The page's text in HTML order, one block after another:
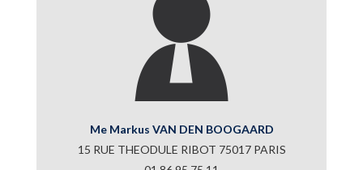
Me Markus VAN DEN BOOGAARD
15 RUE THEODULE RIBOT 75017 PARIS